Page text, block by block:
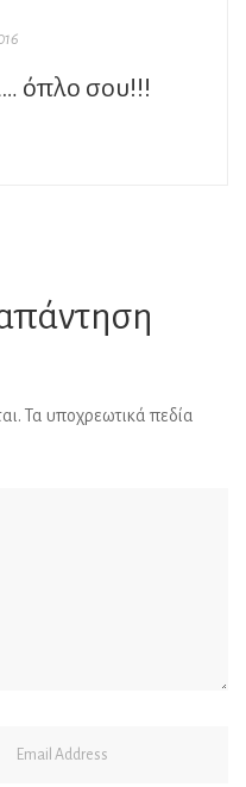
όπλο σου!!!
Τα υποχρεωτικά πεδία